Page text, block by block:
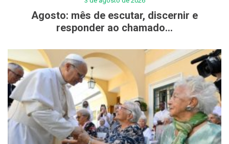
Agosto: mês de escutar, discernir e
responder ao chamado...